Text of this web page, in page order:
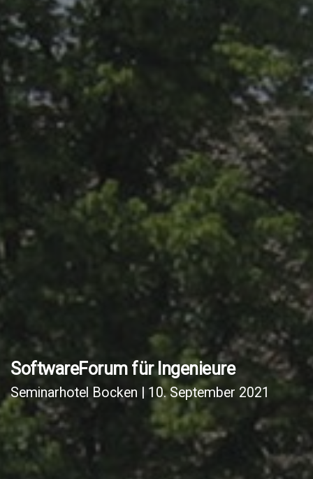
SoftwareForum für Ingenieure
Seminarhotel Bocken | 10. September 2021